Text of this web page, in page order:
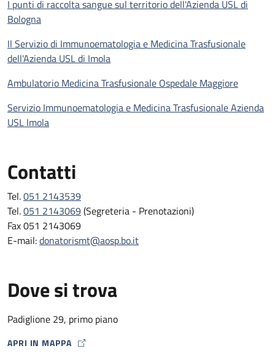
I punti di raccolta sangue sul territorio dell'Azienda USL di
Bologna
Il Servizio di Immunoematologia e Medicina Trasfusionale
dell'Azienda USL di Imola
Ambulatorio Medicina Trasfusionale Ospedale Maggiore
Servizio Immunoematologia e Medicina Trasfusionale Azienda
USL Imola
Contatti
Tel.051 2143539
Tel.051 2143069(Segreteria - Prenotazioni)
Fax 051 2143069
E-mail:donatorismt@aosp.bo.it
Dove si trova
Padiglione 29, primo piano
APRI IN MAPPA
MAP ICON